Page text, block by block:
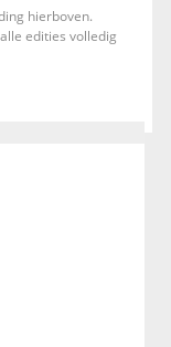
hierboven.
edities volledig